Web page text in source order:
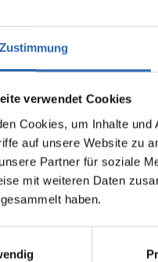
Zustimmung
verwendet Cookies
Cookies, um Inhalte
auf unsere Website zu
Partner für soziale
mit weiteren Daten
haben.